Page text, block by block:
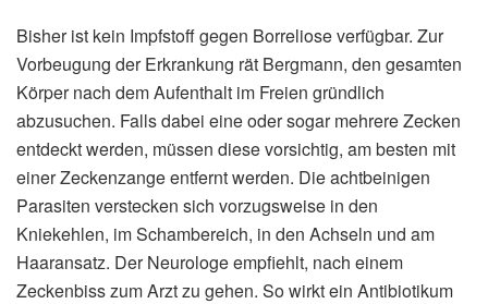
Bisher ist kein Impfstoff gegen Borreliose verfügbar. Zur
Vorbeugung der Erkrankung rät Bergmann, den gesamten
Körper nach dem Aufenthalt im Freien gründlich
abzusuchen. Falls dabei eine oder sogar mehrere Zecken
entdeckt werden, müssen diese vorsichtig, am besten mit
einer Zeckenzange entfernt werden. Die achtbeinigen
Parasiten verstecken sich vorzugsweise in den
Kniekehlen, im Schambereich, in den Achseln und am
Haaransatz. Der Neurologe empfiehlt, nach einem
Zeckenbiss zum Arzt zu gehen. So wirkt ein Antibiotikum